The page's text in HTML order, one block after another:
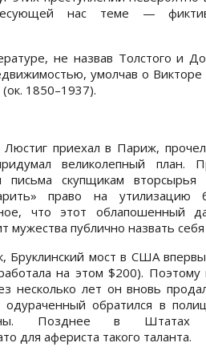
нас теме —
не назвав Толстого и
умолчав о
1850–1937).
приехал в Париж, прочел
великолепный план.
скупщикам вторсырья
право на утилизацию
что этот облапошенный
мужества публично назвать
Бруклинский мост в США
на этом $200).
несколько лет он вновь
обратился в
Позднее в Штатах
для афериста такого таланта.